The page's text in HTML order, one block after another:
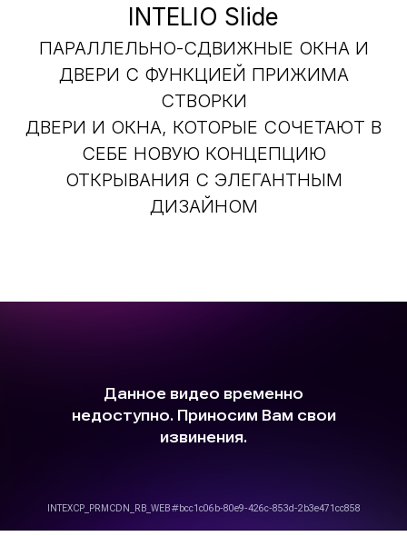
INTELIO Slide
ПАРАЛЛЕЛЬНО-СДВИЖНЫЕ ОКНА И
ДВЕРИ С ФУНКЦИЕЙ ПРИЖИМА
СТВОРКИ
ДВЕРИ И ОКНА, КОТОРЫЕ СОЧЕТАЮТ В
СЕБЕ НОВУЮ КОНЦЕПЦИЮ
ОТКРЫВАНИЯ С ЭЛЕГАНТНЫМ
ДИЗАЙНОМ